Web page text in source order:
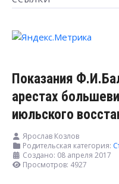
Показания
арестах
июльского
Ярослав Козлов
Родительская категория:
Создано: 08 апреля 2017
Просмотров: 4927